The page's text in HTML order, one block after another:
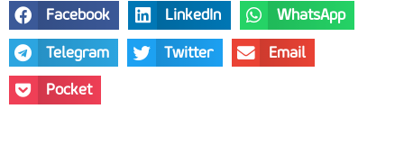
Facebook LinkedIn WhatsApp
Telegram Twitter Email
Pocket